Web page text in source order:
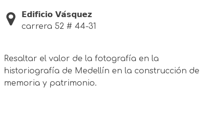
𝗘𝗱𝗶𝗳𝗶𝗰𝗶𝗼 𝗩𝗮́𝘀𝗾𝘂𝗲𝘇
carrera 52 # 44-31
Resaltar el valor de la fotografía en la
historiografía de Medellín en la construcción de
memoria y patrimonio.